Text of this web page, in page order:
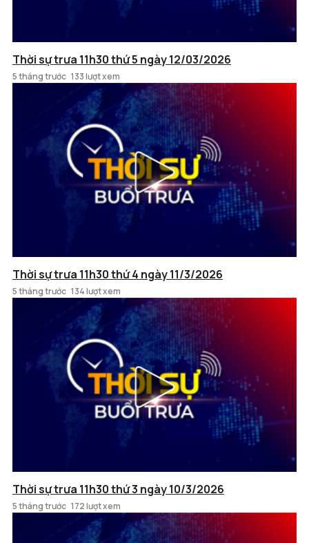
Thời sự trưa 11h30 thứ 5 ngày 12/03/2026
5 tháng trước 133 lượt xem
Thời sự trưa 11h30 thứ 4 ngày 11/3/2026
5 tháng trước 134 lượt xem
Thời sự trưa 11h30 thứ 3 ngày 10/3/2026
5 tháng trước 172 lượt xem